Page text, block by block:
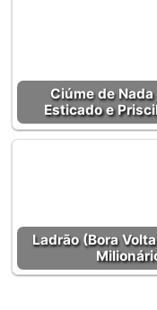
Ciúme de
Esticado e
Ladrão (Bora